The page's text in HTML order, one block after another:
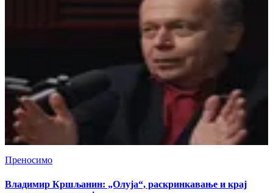
Преносимо
Владимир Кршљанин: „Олуја“, раскринкавање и крај